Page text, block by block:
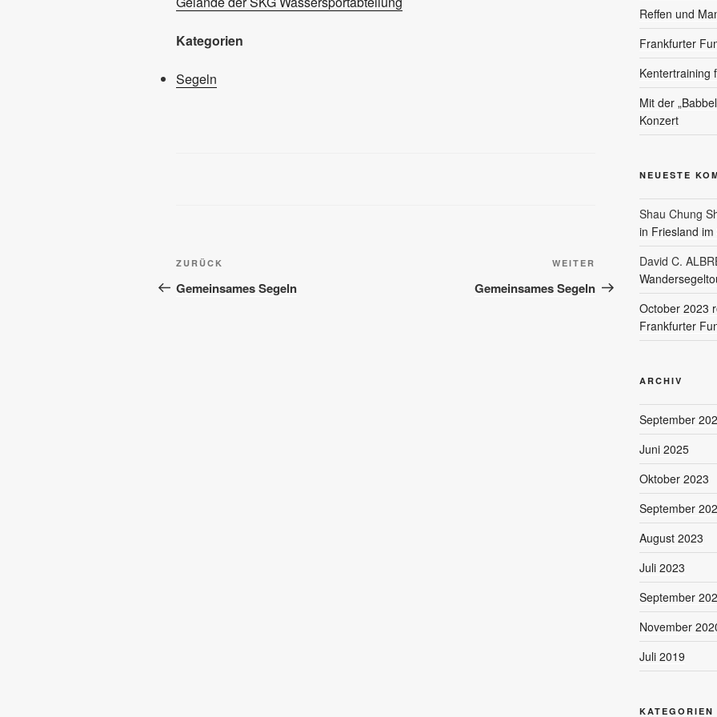
Kategorien
Segeln
Beitragsnavigation
Vorheriger
Beitrag
ZURÜCK
Gemeinsames Segeln
Nächster
Beitrag
WEITER
Gemeinsames Segeln
Reffen und
Frankfurter
Kentertraining
Mit der
Konzert
NEUESTE
Shau Chung
in Friesland
David C.
October 2023
Frankfurter
ARCHIV
September
Juni 2025
Oktober 2023
September
August 2023
Juli 2023
September
November
Juli 2019
KATEGORIEN